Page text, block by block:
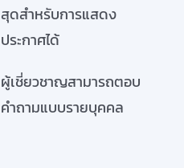
สุดสำหรับการแสดง
ประกาศได้
ผู้เชี่ยวชาญสามารถตอบ
คำถามแบบรายบุคคล